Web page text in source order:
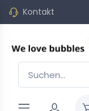
Kontakt